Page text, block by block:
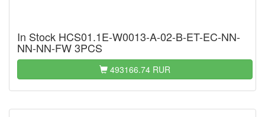
In Stock HCS01.1E-W0013-A-02-B-ET-EC-NN-
NN-NN-FW 3PCS
493166.74 RUR